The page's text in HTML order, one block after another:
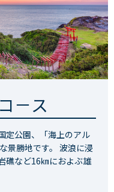
－ス
定公園、「海上のアル
景勝地です。 波浪に浸
礁など16㎞におよぶ雄